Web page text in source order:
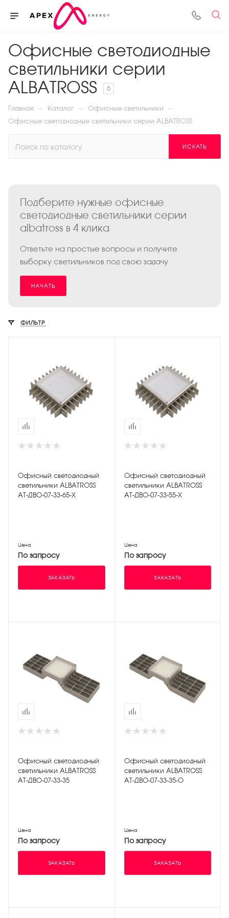
Офисные светодиодные
светильники серии
АLBATROSS
6
Главная — Каталог — Офисные светильники —
Офисные светодиодные светильники серии АLBATROSS
ИСКАТЬ
Подберите нужные офисные
светодиодные светильники серии
аlbatross в 4 клика
Ответьте на простые вопросы и получите
выборку светильников под свою задачу
НАЧАТЬ
ФИЛЬТР
Офисный светодиодный
светильники АLBATROSS
АТ-ДВО-07-33-65-Х
Цена
По запросу
ЗАКАЗАТЬ
Офисный светодиодный
светильники АLBATROSS
АТ-ДВО-07-33-55-Х
Цена
По запросу
ЗАКАЗАТЬ
Офисный светодиодный
светильники АLBATROSS
АТ-ДВО-07-33-35
Цена
По запросу
ЗАКАЗАТЬ
Офисный светодиодный
светильники АLBATROSS
АТ-ДВО-07-33-35-О
Цена
По запросу
ЗАКАЗАТЬ